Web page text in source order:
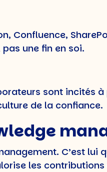
Confluence,
une fin en soi.
sont incités
de la confiance.
C’est lui
les